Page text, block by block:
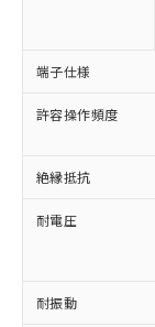
端子仕様
許容操作頻度
絶縁抵抗
耐電圧
耐振動
以下の
ご利用く
対応予
非含有
定はあり
調査・
非含有
非該当
害物質
いたも
むを得
※1 中
「○」
基準値
「×」
基準値
「－」
*中国